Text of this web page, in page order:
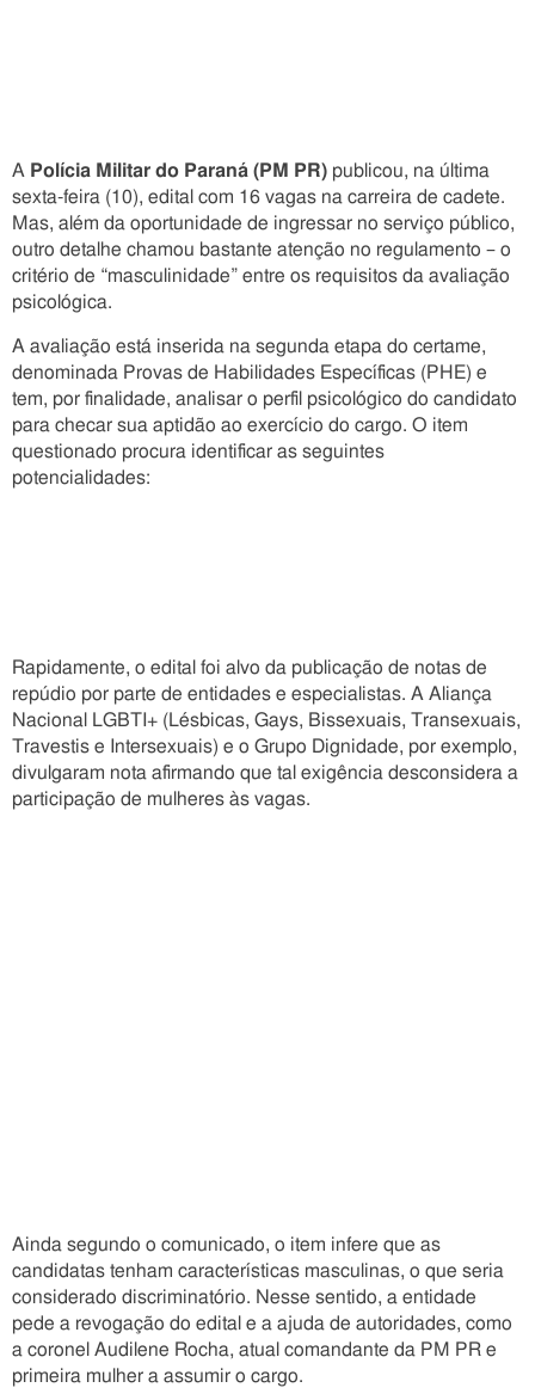
A Polícia Militar do Paraná (PM PR) publicou, na última
sexta-feira (10), edital com 16 vagas na carreira de cadete.
Mas, além da oportunidade de ingressar no serviço público,
outro detalhe chamou bastante atenção no regulamento – o
critério de “masculinidade” entre os requisitos da avaliação
psicológica.
A avaliação está inserida na segunda etapa do certame,
denominada Provas de Habilidades Específicas (PHE) e
tem, por finalidade, analisar o perfil psicológico do candidato
para checar sua aptidão ao exercício do cargo. O item
questionado procura identificar as seguintes
potencialidades:
Rapidamente, o edital foi alvo da publicação de notas de
repúdio por parte de entidades e especialistas. A Aliança
Nacional LGBTI+ (Lésbicas, Gays, Bissexuais, Transexuais,
Travestis e Intersexuais) e o Grupo Dignidade, por exemplo,
divulgaram nota afirmando que tal exigência desconsidera a
participação de mulheres às vagas.
Ainda segundo o comunicado, o item infere que as
candidatas tenham características masculinas, o que seria
considerado discriminatório. Nesse sentido, a entidade
pede a revogação do edital e a ajuda de autoridades, como
a coronel Audilene Rocha, atual comandante da PM PR e
primeira mulher a assumir o cargo.